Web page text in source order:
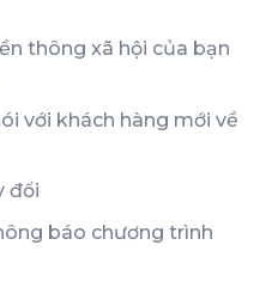
thông xã hội của bạn
với khách hàng mới về
đổi
báo chương trình